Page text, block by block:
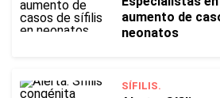
aumento de
neonatos
SÍFILIS.